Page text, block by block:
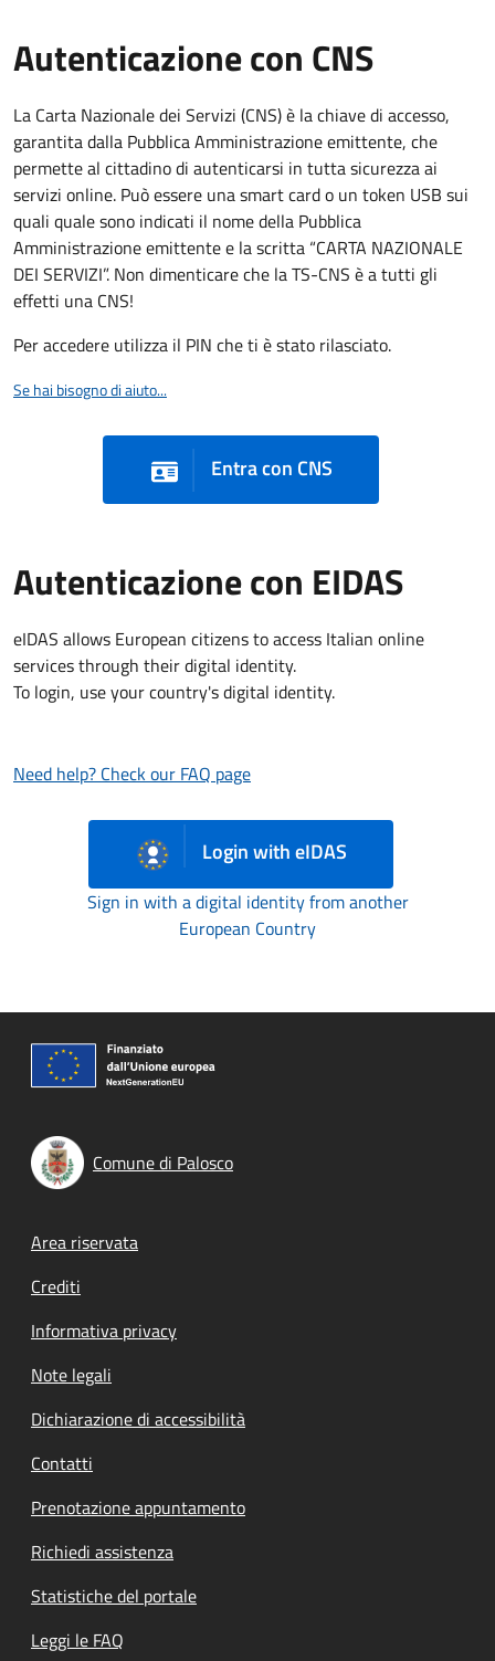
Autenticazione con CNS
La Carta Nazionale dei Servizi (CNS) è la chiave di accesso,
garantita dalla Pubblica Amministrazione emittente, che
permette al cittadino di autenticarsi in tutta sicurezza ai
servizi online. Può essere una smart card o un token USB sui
quali quale sono indicati il nome della Pubblica
Amministrazione emittente e la scritta “CARTA NAZIONALE
DEI SERVIZI”. Non dimenticare che la TS-CNS è a tutti gli
effetti una CNS!
Per accedere utilizza il PIN che ti è stato rilasciato.
Se hai bisogno di aiuto...
Entra con CNS
Autenticazione con EIDAS
eIDAS allows European citizens to access Italian online
services through their digital identity.
To login, use your country's digital identity.
Need help? Check our FAQ page
Login with eIDAS
Sign in with a digital identity from another
European Country
Comune di Palosco
Footer menu
Area riservata
Crediti
Informativa privacy
Note legali
Dichiarazione di accessibilità
Contatti
Prenotazione appuntamento
Richiedi assistenza
Statistiche del portale
Leggi le FAQ